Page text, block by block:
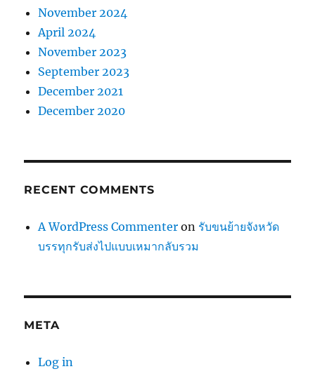
November 2024
April 2024
November 2023
September 2023
December 2021
December 2020
RECENT COMMENTS
A WordPress Commenter on รับขนย้ายจังหวัด
บรรทุกรับส่งไปแบบเหมากลับรวม
META
Log in